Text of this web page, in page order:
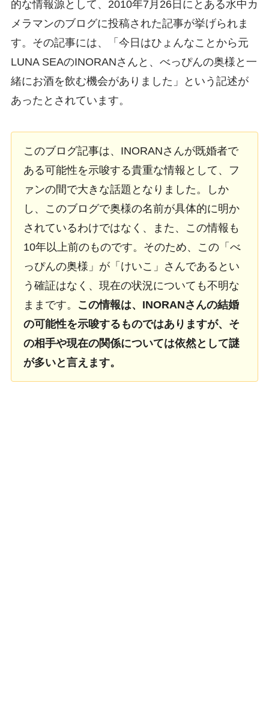
的な情報源として、2010年7月26日にとある水中カ
メラマンのブログに投稿された記事が挙げられま
す。その記事には、「今日はひょんなことから元
LUNA SEAのINORANさんと、べっぴんの奥様と一
緒にお酒を飲む機会がありました」という記述が
あったとされています。
このブログ記事は、INORANさんが既婚者で
ある可能性を示唆する貴重な情報として、フ
ァンの間で大きな話題となりました。しか
し、このブログで奥様の名前が具体的に明か
されているわけではなく、また、この情報も
10年以上前のものです。そのため、この「べ
っぴんの奥様」が「けいこ」さんであるとい
う確証はなく、現在の状況についても不明な
ままです。
この情報は、INORANさんの結婚
の可能性を示唆するものではありますが、そ
の相手や現在の関係については依然として謎
が多いと言えます。